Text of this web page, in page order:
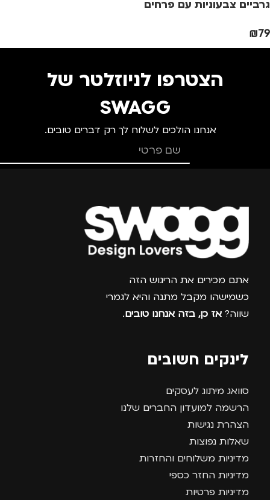
מותגים TROIKA
גברים
גרביים צבעוניות עם פרחים
₪79
הצטרפו לניוזלטר של
SWAGG
אנחנו הולכים לשלוח לך רק דברים טובים.
צרפו אותי למועדון
אתם מכירים את הריגוש הזה
כשמישהו מקבל מתנה והיא לגמרי
שווה? אז כן, בזה אנחנו טובים.
לינקים חשובים
סוואג מיתוג לעסקים
הרשמה למועדון החברים שלנו
הצהרת נגישות
שאלות נפוצות
מדיניות משלוחים והחזרות
מדיניות החזר כספי
מדיניות פרטיות